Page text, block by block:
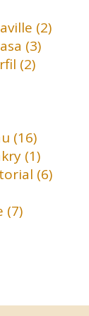
(2)
(3)
(2)
(16)
(1)
(6)
(7)